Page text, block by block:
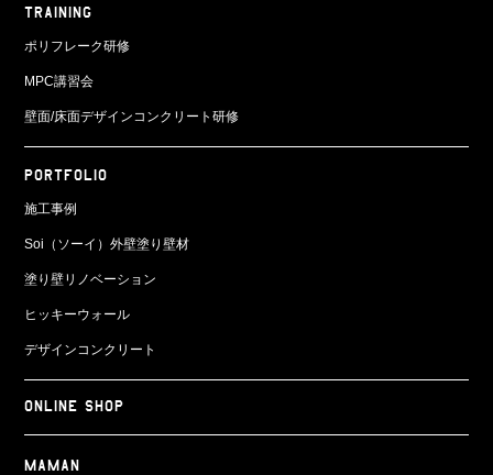
TRAINING
ポリフレーク研修
MPC講習会
壁面/床面デザインコンクリート研修
PORTFOLIO
施工事例
Soi（ソーイ）外壁塗り壁材
塗り壁リノベーション
ヒッキーウォール
デザインコンクリート
ONLINE SHOP
Maman